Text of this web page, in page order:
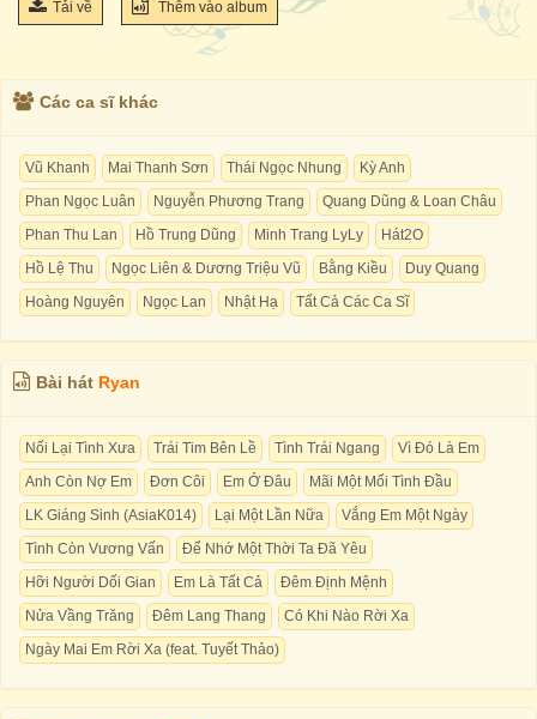
Tải về Thêm vào album
Các ca sĩ khác
Vũ Khanh Mai Thanh Sơn Thái Ngọc Nhung
Kỳ Anh
Phan Ngọc Luân
Nguyễn Phương Trang
Quang Dũng & Loan Châu
Phan Thu Lan
Hồ Trung Dũng Minh Trang LyLy
Hát2O
Hồ Lệ Thu
Ngọc Liên & Dương Triệu Vũ Bằng Kiều
Duy Quang
Hoàng Nguyên
Ngọc Lan Nhật Hạ Tất Cả Các Ca Sĩ
Bài hát Ryan
Nối Lại Tình Xưa Trái Tim Bên Lề Tình Trái Ngang
Vì Đó Là Em
Anh Còn Nợ Em
Đơn Côi Em Ở Đâu
Mãi Một Mối Tình Đầu
LK Giáng Sinh (AsiaK014)
Lại Một Lần Nữa
Vắng Em Một Ngày
Tình Còn Vương Vấn
Để Nhớ Một Thời Ta Đã Yêu
Hỡi Người Dối Gian
Em Là Tất Cả
Đêm Định Mệnh
Nửa Vầng Trăng
Đêm Lang Thang
Có Khi Nào Rời Xa
Ngày Mai Em Rời Xa (feat. Tuyết Thảo)